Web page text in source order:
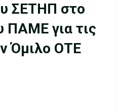
ΣΕΤΗΠ στο
ΠΑΜΕ για τις
Όμιλο ΟΤΕ